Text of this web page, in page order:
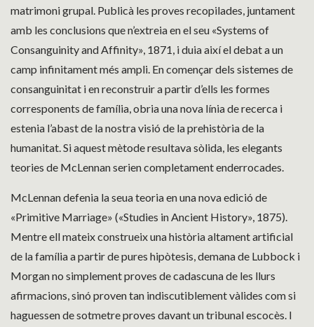
matrimoni grupal. Publicà les proves recopilades, juntament
amb les conclusions que n’extreia en el seu «Systems of
Consanguinity and Affinity», 1871, i duia així el debat a un
camp infinitament més ampli. En començar dels sistemes de
consanguinitat i en reconstruir a partir d’ells les formes
corresponents de família, obria una nova línia de recerca i
estenia l’abast de la nostra visió de la prehistòria de la
humanitat. Si aquest mètode resultava sòlida, les elegants
teories de McLennan serien completament enderrocades.
McLennan defenia la seua teoria en una nova edició de
«Primitive Marriage» («Studies in Ancient History», 1875).
Mentre ell mateix construeix una història altament artificial
de la família a partir de pures hipòtesis, demana de Lubbock i
Morgan no simplement proves de cadascuna de les llurs
afirmacions, sinó proven tan indiscutiblement vàlides com si
haguessen de sotmetre proves davant un tribunal escocès. I